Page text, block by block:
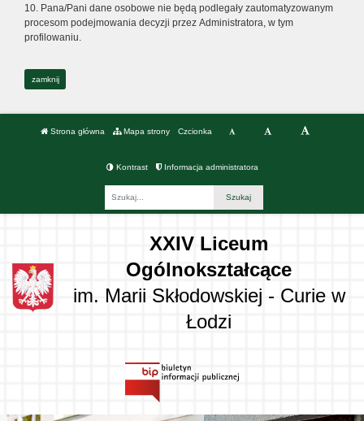
10. Pana/Pani dane osobowe nie będą podlegały zautomatyzowanym
procesom podejmowania decyzji przez Administratora, w tym
profilowaniu.
zamknij
Strona główna Mapa strony Czcionka
Kontrast Informacja administratora
XXIV Liceum
Ogólnokształcące
im. Marii Skłodowskiej - Curie w
Łodzi